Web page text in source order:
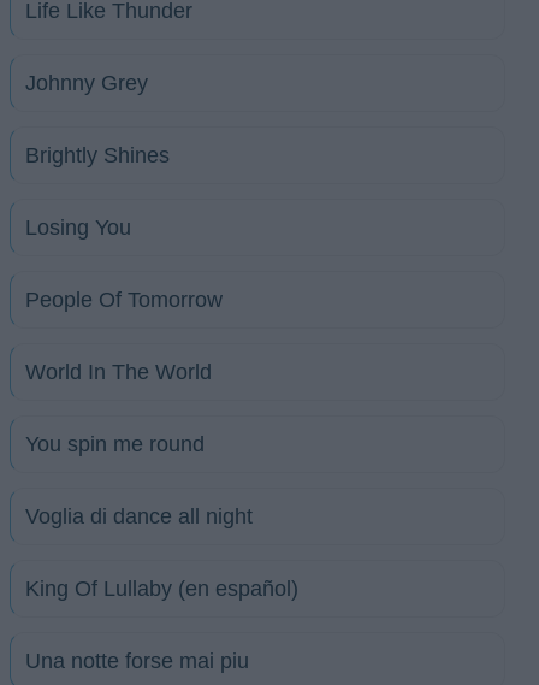
Life Like Thunder
Johnny Grey
Brightly Shines
Losing You
People Of Tomorrow
World In The World
You spin me round
Voglia di dance all night
King Of Lullaby (en español)
Una notte forse mai piu